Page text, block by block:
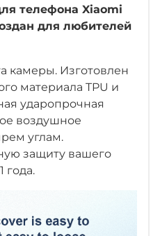
телефона Xiaomi
для любителей
камеры. Изготовлен
материала TPU и
ударопрочная
воздушное
углам.
защиту вашего
года.